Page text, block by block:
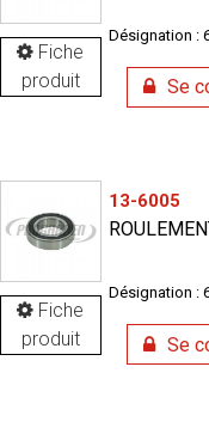
Fiche
produit
Désignation :
Se
Fiche
produit
13-6005
Désignation :
Se